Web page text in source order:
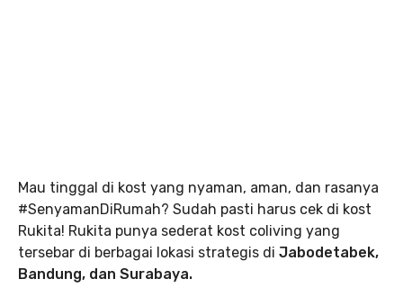
Mau tinggal di kost yang nyaman, aman, dan rasanya
#SenyamanDiRumah? Sudah pasti harus cek di kost
Rukita! Rukita punya sederat kost coliving yang
tersebar di berbagai lokasi strategis di Jabodetabek,
Bandung, dan Surabaya.